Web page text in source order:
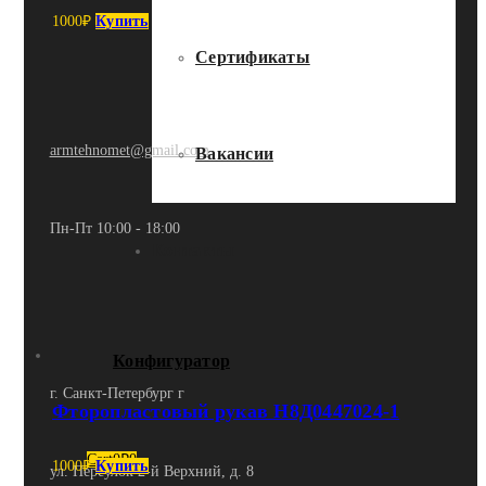
armtehnomet@gmail.com
Пн-Пт 10:00 - 18:00
г. Санкт-Петербург г
ул. Переулок 2-й Верхний, д. 8
Сертификаты
Вакансии
Конфигуратор
Cart0₽0
1000₽ Купить
Фторопластовый рукав Н8Д0447024-1
1000₽ Купить